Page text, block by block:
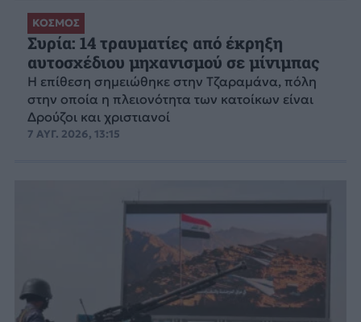
ΚΟΣΜΟΣ
Συρία: 14 τραυματίες από έκρηξη
αυτοσχέδιου μηχανισμού σε μίνιμπας
Η επίθεση σημειώθηκε στην Τζαραμάνα, πόλη
στην οποία η πλειονότητα των κατοίκων είναι
Δρούζοι και χριστιανοί
7 ΑΥΓ. 2026, 13:15